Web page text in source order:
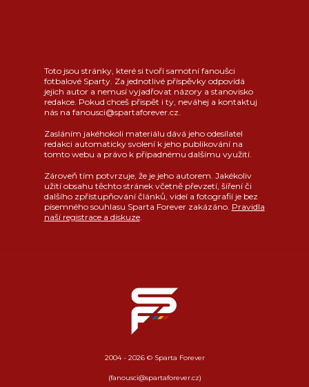
Toto jsou stránky, které si tvoří samotní fanoušci
fotbalové Sparty. Za jednotlivé příspěvky odpovídá
jejich autor a nemusí vyjadřovat názory a stanovisko
redakce. Pokud chceš přispět i ty, neváhej a kontaktuj
nás na fanousci@spartaforever.cz.
Zasláním jakéhokoli materiálu dává jeho odesílatel
redakci automaticky svolení k jeho publikování na
tomto webu a právo k případnému dalšímu využití.
Zároveň tím potvrzuje, že je jeho autorem. Jakékoliv
užití obsahu těchto stránek včetně převzetí, šíření či
dalšího zpřístupňování článků, videí a fotografií je bez
písemného souhlasu Sparta Forever zakázáno. Pravidla
naší registrace a diskuze.
2004 - 2026 © Sparta Forever
(fanousci@spartaforever.cz)